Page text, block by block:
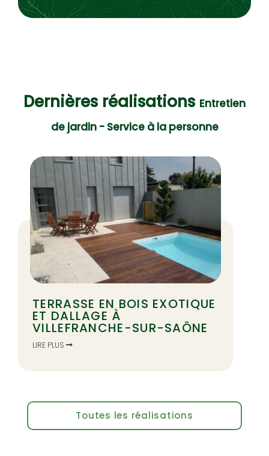
Dernières réalisations Entretien
de jardin - Service à la personne
TERRASSE EN BOIS EXOTIQUE
ET DALLAGE À
VILLEFRANCHE-SUR-SAÔNE
LIRE PLUS
Toutes les réalisations